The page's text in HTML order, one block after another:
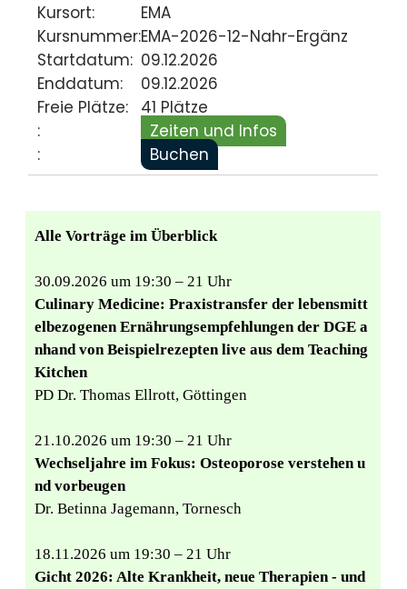
Kursort:
EMA
Kursnummer:EMA-2026-12-Nahr-Ergänz
Startdatum: 09.12.2026
Enddatum:
09.12.2026
Freie Plätze:
41 Plätze
:
Zeiten und Infos
:
Buchen
Alle Vorträge im Überblick
30.09.2026 um 19:30 – 21 Uhr
Culinary Medicine: Praxistransfer der lebensmitt
elbezogenen Ernährungsempfehlungen der DGE a
nhand von Beispielrezepten live aus dem Teaching
Kitchen
PD Dr. Thomas Ellrott, Göttingen
21.10.2026 um 19:30 – 21 Uhr
Wechseljahre im Fokus: Osteoporose verstehen u
nd vorbeugen
Dr. Betinna Jagemann, Tornesch
18.11.2026 um 19:30 – 21 Uhr
Gicht 2026: Alte Krankheit, neue Therapien - und